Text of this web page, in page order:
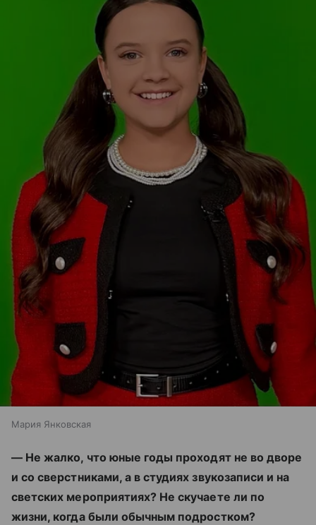
Мария Янковская
— Не жалко, что юные годы проходят не во дворе
и со сверстниками, а в студиях звукозаписи и на
светских мероприятиях? Не скучаете ли по
жизни, когда были обычным подростком?